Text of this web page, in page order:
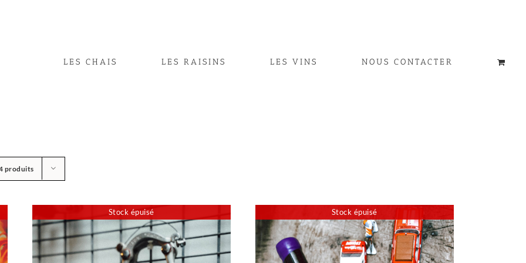
LES CHAIS LES RAISINS LES VINS NOUS CONTACTER
produits
Stock épuisé Stock épuisé